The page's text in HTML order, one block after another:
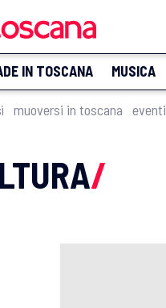
IN TOSCANA MUSICA
muoversi in toscana eventi
/